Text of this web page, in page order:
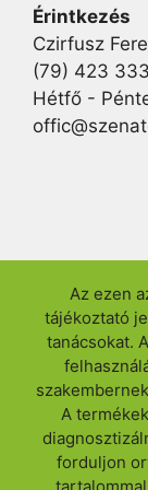
Érintkezés
Czirfusz
(79) 423 333
Hétfő -
Az ezen
tájékoztató
tanácsokat.
A
forduljon